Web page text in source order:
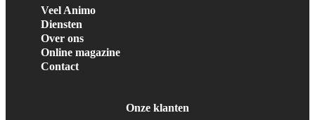
Veel Animo
Diensten
Over ons
Online magazine
Contact
Onze klanten